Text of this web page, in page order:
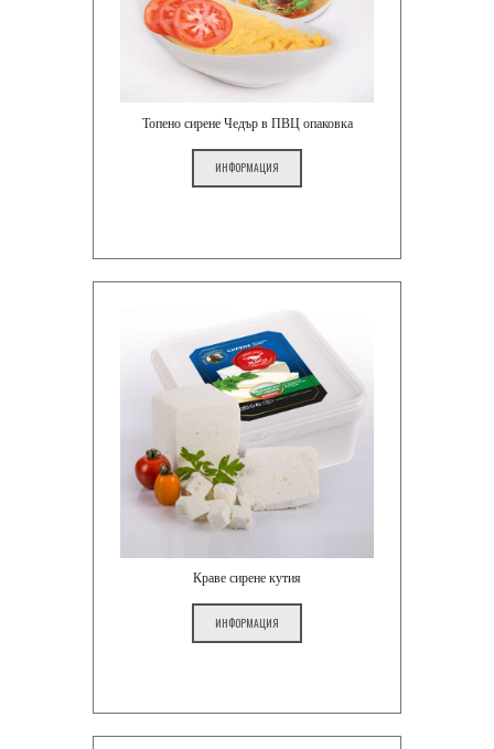
Топено сирене Чедър в ПВЦ опаковка
ИНФОРМАЦИЯ
Краве сирене кутия
ИНФОРМАЦИЯ